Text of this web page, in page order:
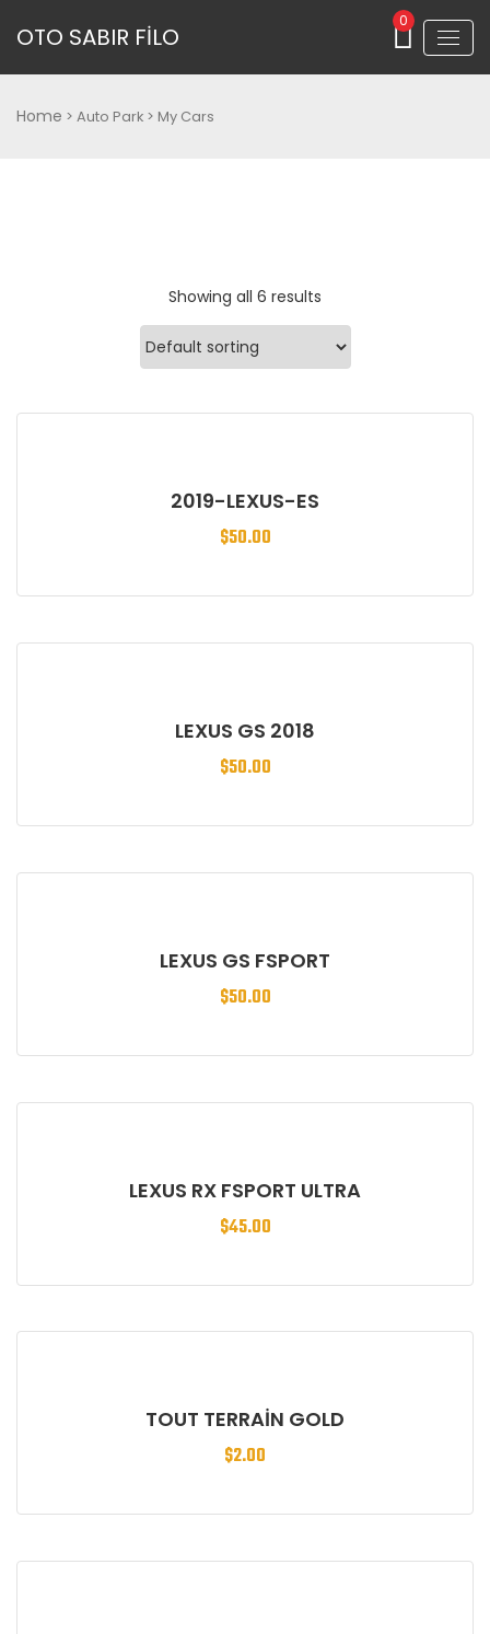
OTO SABIR FİLO
0
Home > Auto Park > My Cars
Showing all 6 results
2019-LEXUS-ES
$50.00
LEXUS GS 2018
$50.00
LEXUS GS FSPORT
$50.00
LEXUS RX FSPORT ULTRA
$45.00
TOUT TERRAIN GOLD
$2.00